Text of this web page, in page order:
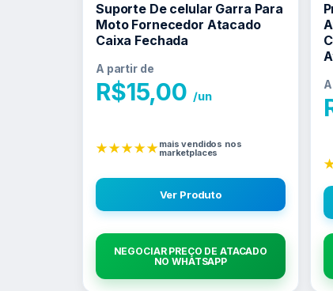
Suporte De celular Garra Para
Moto Fornecedor Atacado
Caixa Fechada
A partir de
R$15,00 /un
★★★★★mais vendidos nos
marketplaces
Ver Produto
NEGOCIAR PREÇO DE ATACADO
NO WHATSAPP